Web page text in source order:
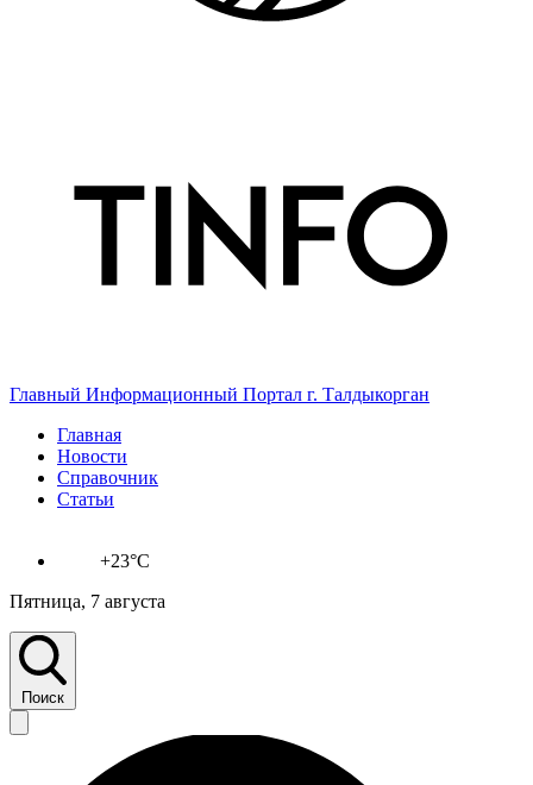
Главный Информационный Портал г. Талдыкорган
Главная
Новости
Справочник
Статьи
+23°C
Пятница, 7 августа
Поиск